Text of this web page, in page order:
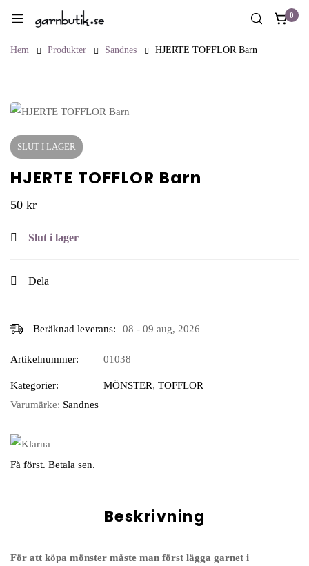
0
Hem Produkter Sandnes HJERTE TOFFLOR Barn
SLUT I LAGER
HJERTE TOFFLOR Barn
50 kr
Slut i lager
Dela
Beräknad leverans: 08 - 09 aug, 2026
Artikelnummer: 01038
Kategorier: MÖNSTER, TOFFLOR
Varumärke: Sandnes
Få först. Betala sen.
Beskrivning
För att köpa mönster måste man först lägga garnet i